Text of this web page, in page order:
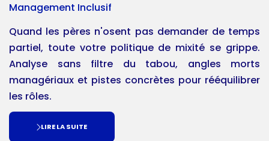
Management Inclusif
Quand les pères n'osent pas demander de temps
partiel, toute votre politique de mixité se grippe.
Analyse sans filtre du tabou, angles morts
managériaux et pistes concrètes pour rééquilibrer
les rôles.
LIRE LA SUITE